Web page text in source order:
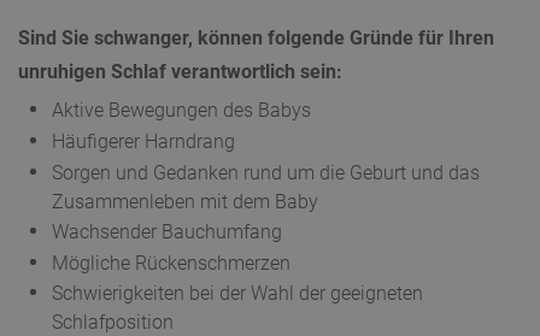
Sind Sie schwanger, können folgende Gründe für Ihren
unruhigen Schlaf verantwortlich sein:
Aktive Bewegungen des Babys
Häufigerer Harndrang
Sorgen und Gedanken rund um die Geburt und das
Zusammenleben mit dem Baby
Wachsender Bauchumfang
Mögliche Rückenschmerzen
Schwierigkeiten bei der Wahl der geeigneten
Schlafposition